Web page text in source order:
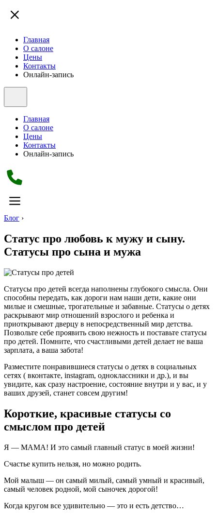
Главная
О салоне
Цены
Контакты
Онлайн-запись
Главная
О салоне
Цены
Контакты
Онлайн-запись
Блог ›
Статус про любовь к мужу и сыну.
Статусы про сына и мужа
Статусы про детей всегда наполнены глубокого смысла. Они
способны передать, как дороги нам наши дети, какие они
милые и смешные, трогательные и забавные. Статусы о детях
раскрывают мир отношений взрослого и ребенка и
приоткрывают дверцу в непосредственный мир детства.
Позвольте себе проявить свою нежность и поставьте статусы
про детей. Помните, что счастливыми детей делает не ваша
зарплата, а ваша забота!
Разместите понравившиеся статусы о детях в социальных
сетях ( вконтакте, instagram, одноклассники и др.), и вы
увидите, как сразу настроение, состояние внутри и у вас, и у
ваших друзей, станет совсем другим!
Короткие, красивые статусы со
смыслом про детей
Я — МАМА! И это самый главный статус в моей жизни!
Счастье купить нельзя, но можно родить.
Мой малыш — он самый милый, самый умный и красивый,
самый человек родной, мой сыночек дорогой!
Когда кругом все удивительно — это и есть детство…